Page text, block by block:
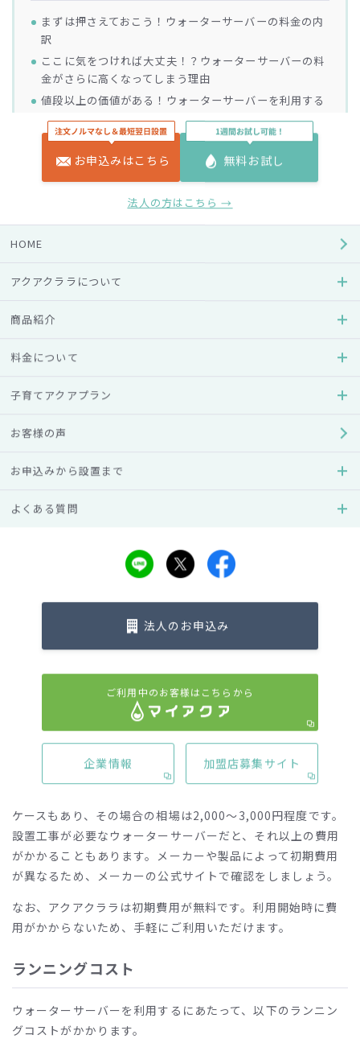
まずは押さえておこう！ウォーターサーバーの料金の内
訳
ここに気をつければ大丈夫！？ウォーターサーバーの料
金がさらに高くなってしまう理由
値段以上の価値がある！ウォーターサーバーを利用する
6つのメリット
ウォーターサーバーを少しでも安く利用したい！申込み
前に確認しておきたいポイント
【おまけ】ウォーターサーバーをやめる人は「値段が高
い」以外の理由もある？
ウォーターサーバーを利用している、もしくは利用したこと
があるという方の中には、「料金が高い」と感じたことがあ
る方もいるのではないでしょうか。確かに、水道水や市販の
りますが、ウォーターサーバーには利用するメリットがたく
料金がさらに高くなってしまう理由や利用するメリットをご
するために申込み前に確認しておきたいポイントも解説して
ーの料金の内訳
「ウォーターサーバーは値段が高いのでは？」と思う方の中
には、トータル費用だけを見て判断している方もいるかもし
多くのメーカーは初期費用が無料です。そのため、費用をか
けずにウォーターサーバーを利用することができます。
ケースもあり、その場合の相場は2,000〜3,000円程度です。
設置工事が必要なウォーターサーバーだと、それ以上の費用
がかかることもあります。メーカーや製品によって初期費用
が異なるため、メーカーの公式サイトで確認をしましょう。
なお、アクアクララは初期費用が無料です。利用開始時に費
用がかからないため、手軽にご利用いただけます。
ランニングコスト
ウォーターサーバーを利用するにあたって、以下のランニン
グコストがかかります。
お申込みはこちら 無料お試し
法人の方はこちら →
HOME
アクアクララについて
商品紹介
料金について
子育てアクアプラン
お客様の声
お申込みから設置まで
よくある質問
法人のお申込み
ご利用中のお客様はこちらから
企業情報 加盟店募集サイト